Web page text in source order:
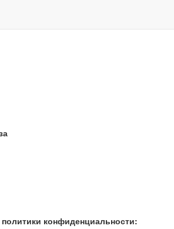
конфиденциальности: